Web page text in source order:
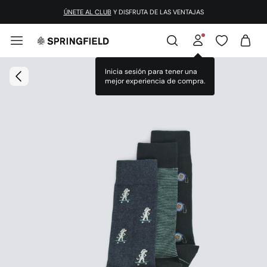
ÚNETE AL CLUB Y DISFRUTA DE LAS VENTAJAS
Inicia sesión para tener una
mejor experiencia de compra.